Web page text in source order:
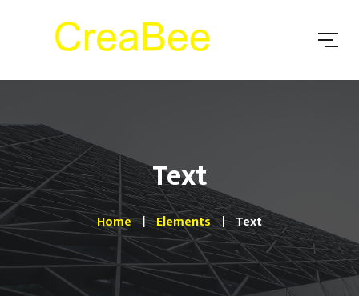
Text
Home Elements Text